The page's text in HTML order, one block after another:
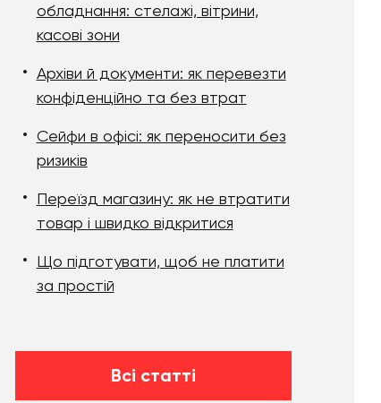
обладнання: стелажі, вітрини,
касові зони
Архіви й документи: як перевезти
конфіденційно та без втрат
Сейфи в офісі: як переносити без
ризиків
Переїзд магазину: як не втратити
товар і швидко відкритися
Що підготувати, щоб не платити
за простій
Всі статті